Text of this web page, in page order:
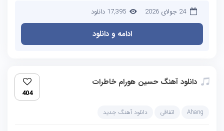
24 جولای 2026 17,395 دانلود
ادامه و دانلود
دانلود آهنگ حسین هورام خاطرات
404
Ahang اتفاقی دانلود آهنگ جدید